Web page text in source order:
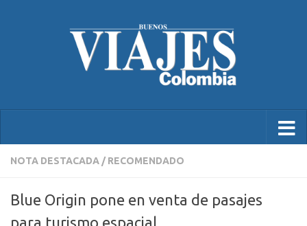
NOTA DESTACADA / RECOMENDADO
Blue Origin pone en venta de pasajes
para turismo espacial